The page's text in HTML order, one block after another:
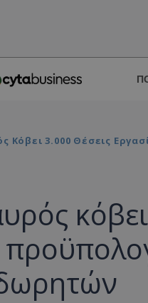
Κόβει 3.000 Θέσεις